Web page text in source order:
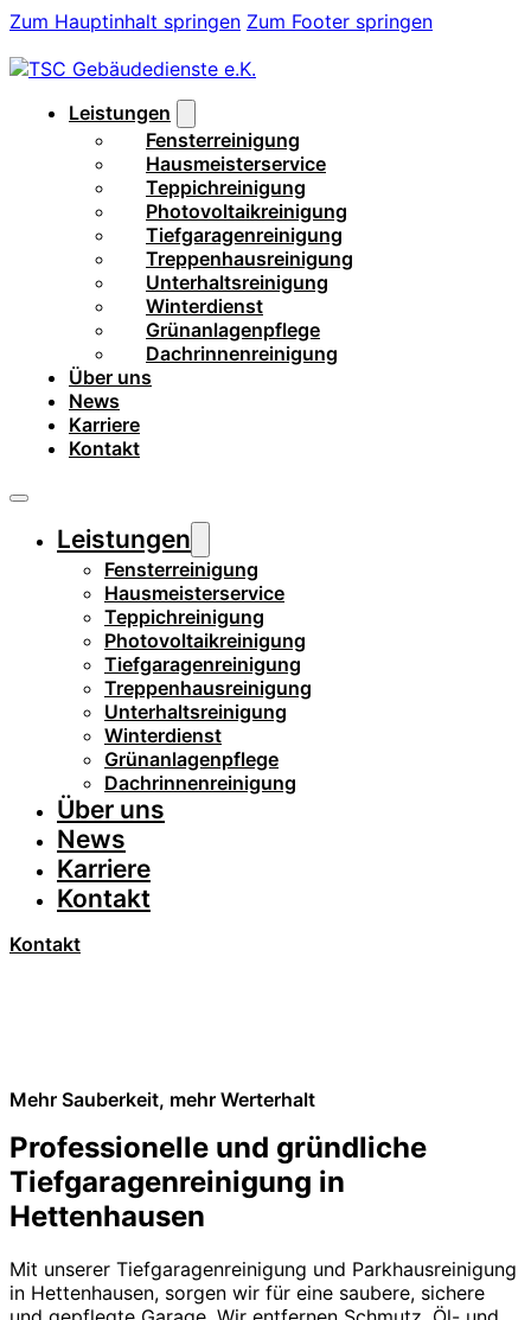
Zum Hauptinhalt springen Zum Footer springen
Leistungen
Fensterreinigung
Hausmeisterservice
Teppichreinigung
Photovoltaikreinigung
Tiefgaragenreinigung
Treppenhausreinigung
Unterhaltsreinigung
Winterdienst
Grünanlagenpflege
Dachrinnenreinigung
Über uns
News
Karriere
Kontakt
Leistungen
Fensterreinigung
Hausmeisterservice
Teppichreinigung
Photovoltaikreinigung
Tiefgaragenreinigung
Treppenhausreinigung
Unterhaltsreinigung
Winterdienst
Grünanlagenpflege
Dachrinnenreinigung
Über uns
News
Karriere
Kontakt
Kontakt
Mehr Sauberkeit, mehr Werterhalt
Professionelle und gründliche
Tiefgaragenreinigung in
Hettenhausen
Mit unserer Tiefgaragenreinigung und Parkhausreinigung
in Hettenhausen, sorgen wir für eine saubere, sichere